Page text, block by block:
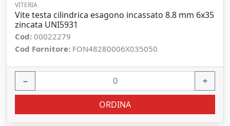
VITERIA
Vite testa cilindrica esagono incassato 8.8 mm 6x35
zincata UNI5931
Cod: 00022279
Cod Fornitore: FON48280006X035050
− +
ORDINA